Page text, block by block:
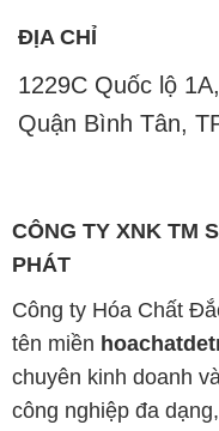
ĐỊA CHỈ
1229C Quốc lộ
Quận Bình Tân,
CÔNG TY XNK TM
PHÁT
Công ty Hóa Chất
tên miền
chuyên kinh doanh
công nghiệp đa